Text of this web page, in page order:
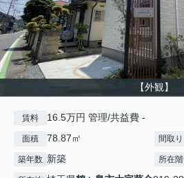
【外観】
賃料 16.5万円 管理/共益費 -
面積 78.87㎡ 間取り
築年数 新築 所在階